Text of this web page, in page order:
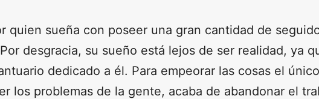
quien sueña con poseer una gran cantidad de
desgracia, su sueño está lejos de ser realidad, ya
dedicado a él. Para empeorar las cosas el
los problemas de la gente, acaba de abandonar el